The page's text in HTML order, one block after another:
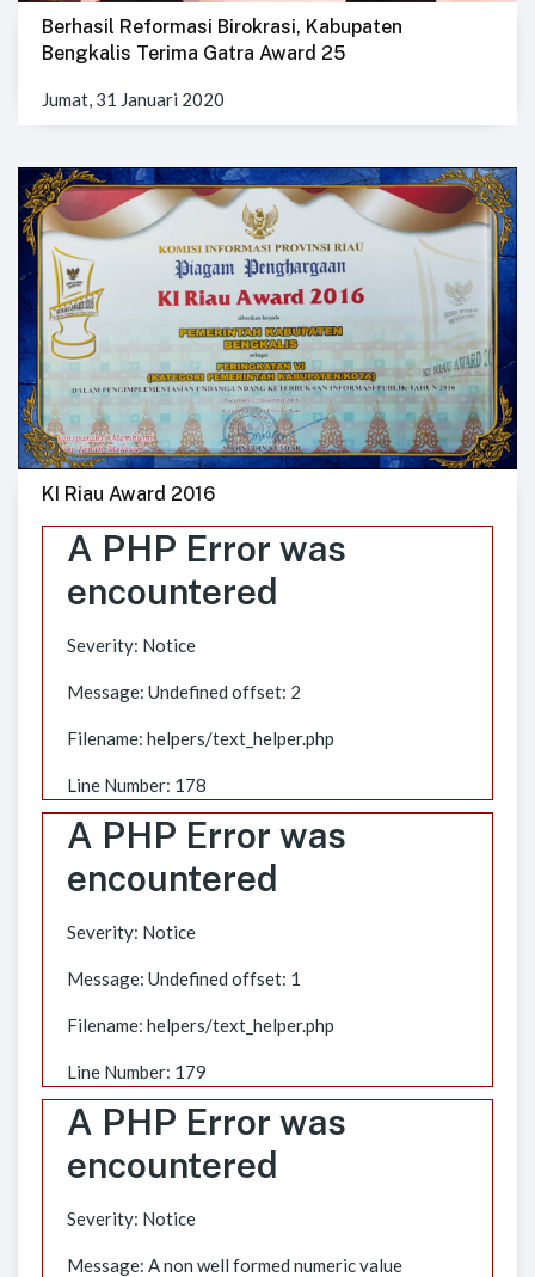
Berhasil Reformasi Birokrasi, Kabupaten
Bengkalis Terima Gatra Award 25
Jumat, 31 Januari 2020
KI Riau Award 2016
A PHP Error was
encountered
Severity: Notice
Message: Undefined offset: 2
Filename: helpers/text_helper.php
Line Number: 178
A PHP Error was
encountered
Severity: Notice
Message: Undefined offset: 1
Filename: helpers/text_helper.php
Line Number: 179
A PHP Error was
encountered
Severity: Notice
Message: A non well formed numeric value